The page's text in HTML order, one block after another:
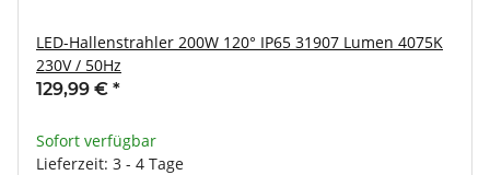
LED-Hallenstrahler 200W 120° IP65 31907 Lumen 4075K
230V / 50Hz
129,99 € *
Sofort verfügbar
Lieferzeit: 3 - 4 Tage